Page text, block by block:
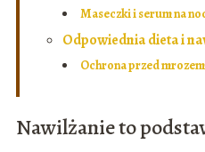
Maseczki i serum na
Odpowiednia dieta i
Ochrona przed mrozem
Nawilżanie to